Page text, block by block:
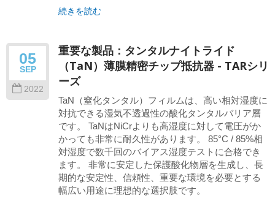
続きを読む
05
SEP
2022
重要な製品：タンタルナイトライド
（TaN）薄膜精密チップ抵抗器 - TARシリ
ーズ
TaN（窒化タンタル）フィルムは、高い相対湿度に
対抗できる湿気不透過性の酸化タンタルバリア層
です。 TaNはNiCrよりも高湿度に対して電圧がか
かっても非常に耐久性があります。 85°C / 85%相
対湿度で数千回のバイアス湿度テストに合格でき
ます。 非常に安定した保護酸化物層を生成し、長
期的な安定性、信頼性、重要な環境を必要とする
幅広い用途に理想的な選択肢です。